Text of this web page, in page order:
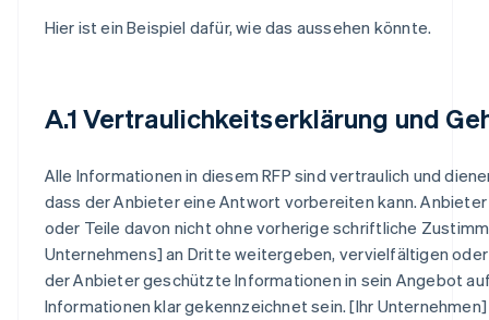
Hier ist ein Beispiel dafür, wie das aussehen könnte.
A.1 Vertraulichkeitserklärung und
Alle Informationen in diesem RFP sind vertraulich und
dass der Anbieter eine Antwort vorbereiten kann.
oder Teile davon nicht ohne vorherige schriftliche
Unternehmens] an Dritte weitergeben, vervielfältigen
der Anbieter geschützte Informationen in sein Angebot
Informationen klar gekennzeichnet sein. [Ihr